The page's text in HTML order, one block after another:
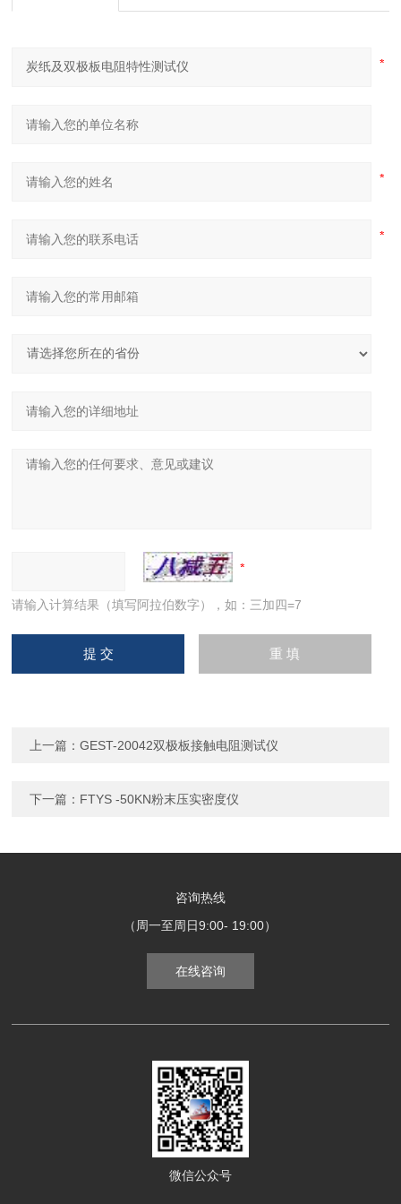
请输入计算结果（填写阿拉伯数字），如：三加四=7
上一篇：GEST-20042双极板接触电阻测试仪
下一篇： FTYS -50KN粉末压实密度仪
咨询热线
（周一至周日9:00- 19:00）
在线咨询
微信公众号